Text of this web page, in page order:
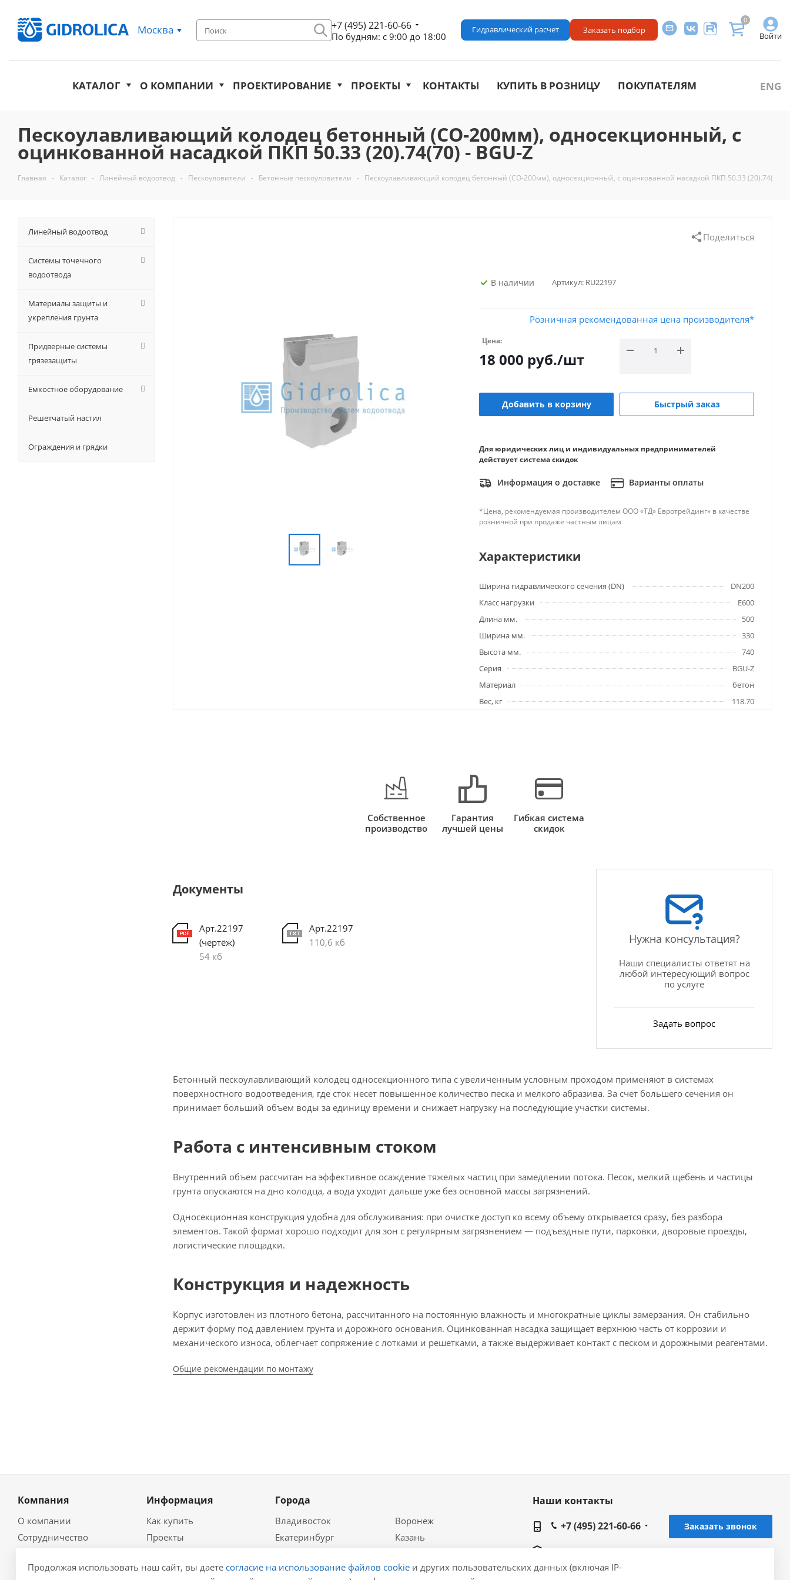
Москва +7 (495) 221-60-66
По будням: с 9:00 до 18:00 Войти
0
Гидравлический расчет Заказать подбор
КАТАЛОГ О КОМПАНИИ ПРОЕКТИРОВАНИЕ ПРОЕКТЫ КОНТАКТЫ КУПИТЬ В РОЗНИЦУ ПОКУПАТЕЛЯМ ENG
Пескоулавливающий колодец бетонный (СО-200мм), односекционный, с
оцинкованной насадкой ПКП 50.33 (20).74(70) - BGU-Z
Главная - Каталог - Линейный водоотвод - Пескоуловители - Бетонные пескоуловители - Пескоулавливающий колодец бетонный (СО-200мм), односекционный, с оцинкованной насадкой ПКП 50.33 (20).74(70) -
Поделиться
В наличии Артикул: RU22197
Розничная рекомендованная цена производителя*
Цена:
18 000 руб./шт
Добавить в корзину Быстрый заказ
Для юридических лиц и индивидуальных предпринимателей
действует система скидок
Информация о доставке Варианты оплаты
*Цена, рекомендуемая производителем ООО «ТД» Евротрейдинг» в качестве
розничной при продаже частным лицам
Характеристики
Ширина гидравлического сечения (DN)
DN200
Класс нагрузки
E600
Длина мм.
500
Ширина мм.
330
Высота мм.
740
Серия
BGU-Z
Материал
бетон
Вес, кг
118.70
Собственное
производство
Гарантия
лучшей цены
Гибкая система
скидок
Документы
Арт.22197
(чертёж)
54 кб
Арт.22197
110,6 кб
Нужна консультация?
Наши специалисты ответят на
любой интересующий вопрос
по услуге
Задать вопрос
Бетонный пескоулавливающий колодец односекционного типа с увеличенным условным проходом применяют в системах
поверхностного водоотведения, где сток несет повышенное количество песка и мелкого абразива. За счет большего сечения он
принимает больший объем воды за единицу времени и снижает нагрузку на последующие участки системы.
Работа с интенсивным стоком
Внутренний объем рассчитан на эффективное осаждение тяжелых частиц при замедлении потока. Песок, мелкий щебень и частицы
грунта опускаются на дно колодца, а вода уходит дальше уже без основной массы загрязнений.
Односекционная конструкция удобна для обслуживания: при очистке доступ ко всему объему открывается сразу, без разбора
элементов. Такой формат хорошо подходит для зон с регулярным загрязнением — подъездные пути, парковки, дворовые проезды,
логистические площадки.
Конструкция и надежность
Корпус изготовлен из плотного бетона, рассчитанного на постоянную влажность и многократные циклы замерзания. Он стабильно
держит форму под давлением грунта и дорожного основания. Оцинкованная насадка защищает верхнюю часть от коррозии и
механического износа, облегчает сопряжение с лотками и решетками, а также выдерживает контакт с песком и дорожными реагентами.
Общие рекомендации по монтажу
Линейный водоотвод
Системы точечного
водоотвода
Материалы защиты и
укрепления грунта
Придверные системы
грязезащиты
Емкостное оборудование
Решетчатый настил
Ограждения и грядки
Компания
О компании
Сотрудничество
Контакты
Информация
Как купить
Проекты
Гидравлический
Города
Владивосток
Воронеж
Екатеринбург
Казань
Крым
Москва
Наши контакты
+7 (495) 221-60-66
Заказать звонок
Продолжая использовать наш сайт, вы даёте согласие на использование файлов cookieи других пользовательских данных (включая IP-